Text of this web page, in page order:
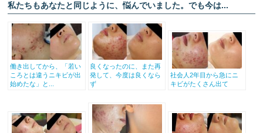
私たちもあなたと同じように、悩んでいました。でも今は...
働き出してから、「若い
ころとは違うニキビが出
始めたな」と...
良くなったのに、また再
発して、今度は良くなら
ず
社会人2年目から急にニ
キビがたくさん出て